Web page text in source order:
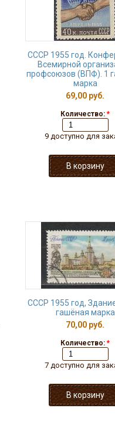
СССР 1955 год.
Всемирной
профсоюзов (ВПФ). 1
марка
69,00 руб.
Количество: *
9 доступно для
СССР 1955 год,
гашёная марка
70,00 руб.
Количество: *
7 доступно для